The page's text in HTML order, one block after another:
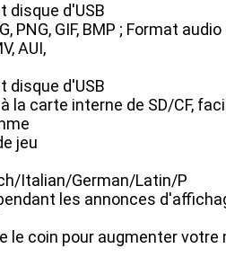
disque d'USB
GIF, BMP ; Format audio
AUI,
disque d'USB
la carte interne de SD/CF,
jeu
Italian/German/Latin/P
les annonces
le coin pour augmenter votre